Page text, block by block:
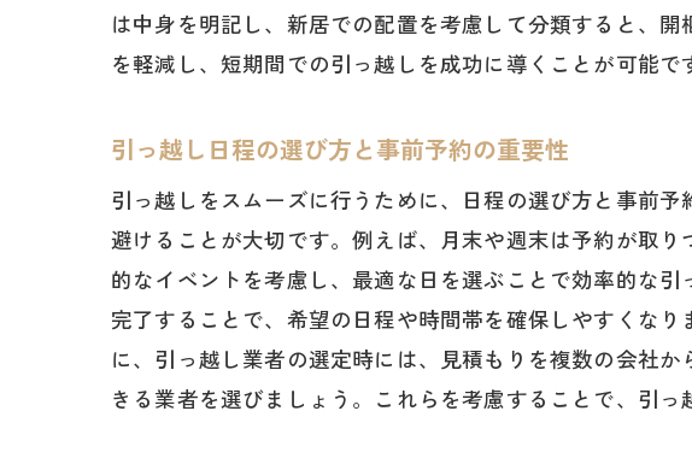
は中身を明記し、新居での配置を考慮して分類すると、
を軽減し、短期間での引っ越しを成功に導くことが可能で
引っ越し日程の選び方と事前予約の重要性
引っ越しをスムーズに行うために、日程の選び方と事前
避けることが大切です。例えば、月末や週末は予約が取
的なイベントを考慮し、最適な日を選ぶことで効率的な
完了することで、希望の日程や時間帯を確保しやすくな
に、引っ越し業者の選定時には、見積もりを複数の会社
きる業者を選びましょう。これらを考慮することで、引っ